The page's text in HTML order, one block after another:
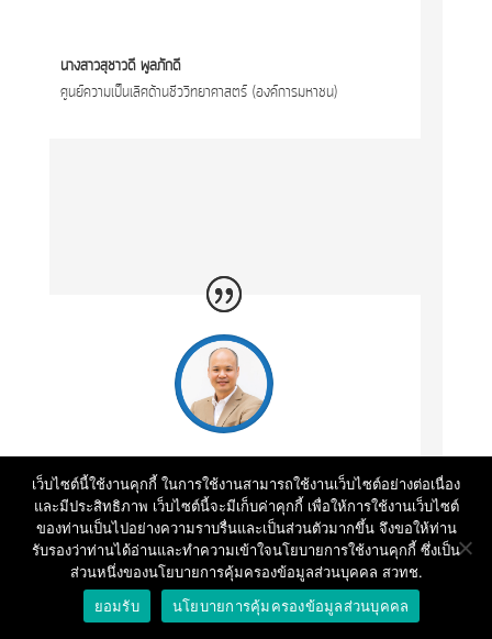
นางสาวสุชาวดี พูลภักดี
ศูนย์ความเป็นเลิศด้านชีววิทยาศาสตร์ (องค์การมหาชน)
“วิทยากรแบ่งปันข้อมูลเต็มที่ ทฤษฎีจัดเต็ม
หลักสูตรแนะให้นำไอเดียธุรกิจมาต่อยอดใน
มุมที่ไม่เคยคิดมาก่อน”
เว็บไซต์นี้ใช้งานคุกกี้ ในการใช้งานสามารถใช้งานเว็บไซต์อย่างต่อเนื่อง
และมีประสิทธิภาพ เว็บไซต์นี้จะมีเก็บค่าคุกกี้ เพื่อให้การใช้งานเว็บไซต์
ของท่านเป็นไปอย่างความราบรื่นและเป็นส่วนตัวมากขึ้น จึงขอให้ท่าน
รับรองว่าท่านได้อ่านและทำความเข้าใจนโยบายการใช้งานคุกกี้ ซึ่งเป็น
ส่วนหนึ่งของนโยบายการคุ้มครองข้อมูลส่วนบุคคล สวทช.
ยอมรับ
นโยบายการคุ้มครองข้อมูลส่วนบุคคล